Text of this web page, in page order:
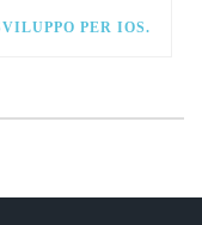
PER IOS.